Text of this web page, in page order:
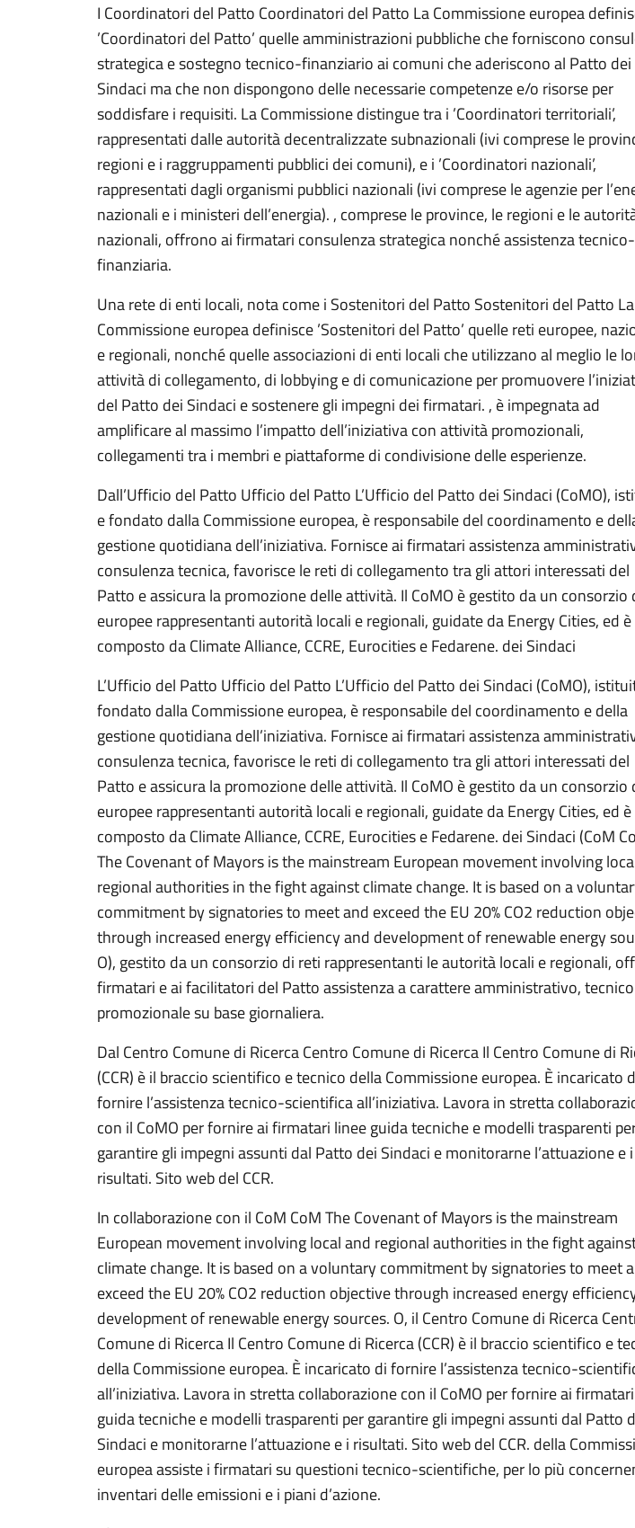
I Coordinatori del Patto Coordinatori del Patto La Commissione europea
’Coordinatori del Patto’ quelle amministrazioni pubbliche che forniscono
strategica e sostegno tecnico-finanziario ai comuni che aderiscono al Patto dei
Sindaci ma che non dispongono delle necessarie competenze e/o risorse per
soddisfare i requisiti. La Commissione distingue tra i ’Coordinatori territoriali’,
rappresentati dalle autorità decentralizzate subnazionali (ivi comprese le
regioni e i raggruppamenti pubblici dei comuni), e i ’Coordinatori nazionali’,
rappresentati dagli organismi pubblici nazionali (ivi comprese le agenzie per
nazionali e i ministeri dell’energia). , comprese le province, le regioni e le
nazionali, offrono ai firmatari consulenza strategica nonché assistenza tecnico-
finanziaria.
Una rete di enti locali, nota come i Sostenitori del Patto Sostenitori del Patto La
Commissione europea definisce ’Sostenitori del Patto’ quelle reti europee,
e regionali, nonché quelle associazioni di enti locali che utilizzano al meglio le
attività di collegamento, di lobbying e di comunicazione per promuovere
del Patto dei Sindaci e sostenere gli impegni dei firmatari. , è impegnata ad
amplificare al massimo l’impatto dell’iniziativa con attività promozionali,
collegamenti tra i membri e piattaforme di condivisione delle esperienze.
Dall’Ufficio del Patto Ufficio del Patto L’Ufficio del Patto dei Sindaci (CoMO),
e fondato dalla Commissione europea, è responsabile del coordinamento e
gestione quotidiana dell’iniziativa. Fornisce ai firmatari assistenza
consulenza tecnica, favorisce le reti di collegamento tra gli attori interessati del
Patto e assicura la promozione delle attività. Il CoMO è gestito da un consorzio
europee rappresentanti autorità locali e regionali, guidate da Energy Cities, ed è
composto da Climate Alliance, CCRE, Eurocities e Fedarene. dei Sindaci
L’Ufficio del Patto Ufficio del Patto L’Ufficio del Patto dei Sindaci (CoMO),
fondato dalla Commissione europea, è responsabile del coordinamento e della
gestione quotidiana dell’iniziativa. Fornisce ai firmatari assistenza
consulenza tecnica, favorisce le reti di collegamento tra gli attori interessati del
Patto e assicura la promozione delle attività. Il CoMO è gestito da un consorzio
europee rappresentanti autorità locali e regionali, guidate da Energy Cities, ed è
composto da Climate Alliance, CCRE, Eurocities e Fedarene. dei Sindaci (CoM
The Covenant of Mayors is the mainstream European movement involving
regional authorities in the fight against climate change. It is based on a
commitment by signatories to meet and exceed the EU 20% CO2 reduction
through increased energy efficiency and development of renewable energy
O), gestito da un consorzio di reti rappresentanti le autorità locali e regionali,
firmatari e ai facilitatori del Patto assistenza a carattere amministrativo,
promozionale su base giornaliera.
Dal Centro Comune di Ricerca Centro Comune di Ricerca Il Centro Comune di
(CCR) è il braccio scientifico e tecnico della Commissione europea. È incaricato
fornire l’assistenza tecnico-scientifica all’iniziativa. Lavora in stretta
con il CoMO per fornire ai firmatari linee guida tecniche e modelli trasparenti
garantire gli impegni assunti dal Patto dei Sindaci e monitorarne l’attuazione e i
risultati. Sito web del CCR.
In collaborazione con il CoM CoM The Covenant of Mayors is the mainstream
European movement involving local and regional authorities in the fight
climate change. It is based on a voluntary commitment by signatories to meet
exceed the EU 20% CO2 reduction objective through increased energy
development of renewable energy sources. O, il Centro Comune di Ricerca
Comune di Ricerca Il Centro Comune di Ricerca (CCR) è il braccio scientifico e
della Commissione europea. È incaricato di fornire l’assistenza tecnico-
all’iniziativa. Lavora in stretta collaborazione con il CoMO per fornire ai
guida tecniche e modelli trasparenti per garantire gli impegni assunti dal Patto
Sindaci e monitorarne l’attuazione e i risultati. Sito web del CCR. della
europea assiste i firmatari su questioni tecnico-scientifiche, per lo più
inventari delle emissioni e i piani d’azione.